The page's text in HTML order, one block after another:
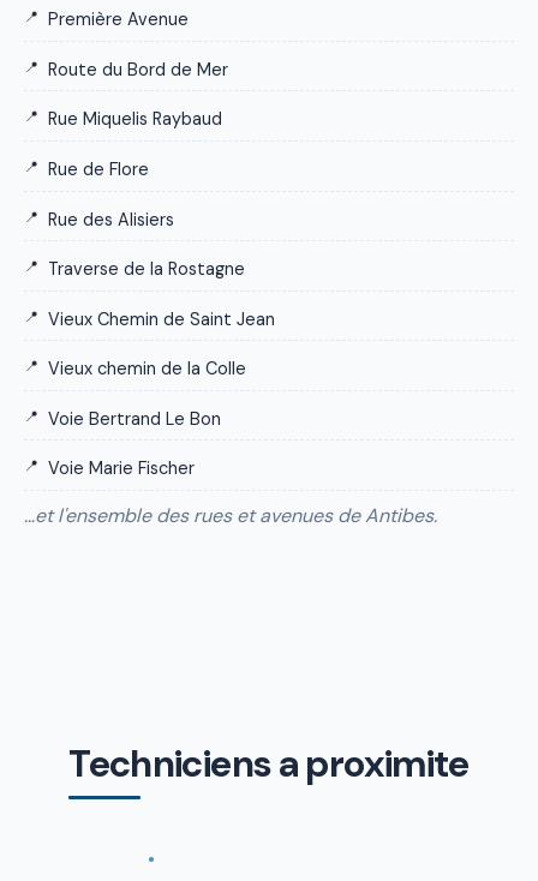
Première Avenue
Route du Bord de Mer
Rue Miquelis Raybaud
Rue de Flore
Rue des Alisiers
Traverse de la Rostagne
Vieux Chemin de Saint Jean
Vieux chemin de la Colle
Voie Bertrand Le Bon
Voie Marie Fischer
…et l'ensemble des rues et avenues de Antibes.
Techniciens a proximite